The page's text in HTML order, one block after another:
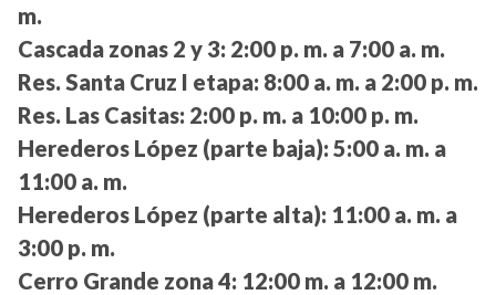
m.
Cascada zonas 2 y 3: 2:00 p. m. a 7:00 a. m.
Res. Santa Cruz I etapa: 8:00 a. m. a 2:00 p. m.
Res. Las Casitas: 2:00 p. m. a 10:00 p. m.
Herederos López (parte baja): 5:00 a. m. a
11:00 a. m.
Herederos López (parte alta): 11:00 a. m. a
3:00 p. m.
Cerro Grande zona 4: 12:00 m. a 12:00 m.